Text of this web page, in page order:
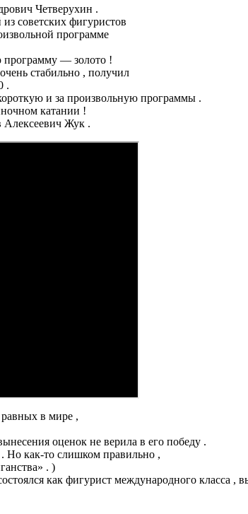
Четверухин .
советских фигуристов
программе
— золото !
стабильно , получил
.
и за произвольную программы .
катании !
Алексеевич Жук .
в мире ,
оценок не верила в его победу .
Но как-то слишком правильно ,
. )
как фигурист международного класса ,